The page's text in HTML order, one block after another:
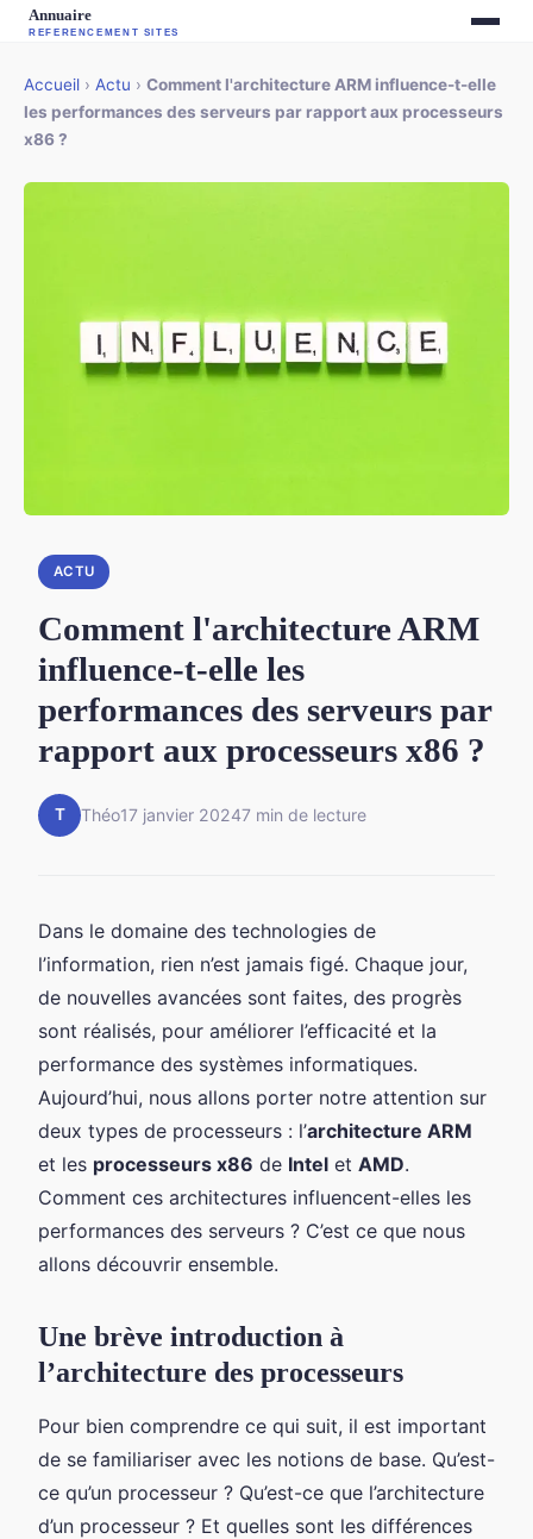
Accueil › Actu › Comment l'architecture ARM influence-t-elle
les performances des serveurs par rapport aux processeurs
x86 ?
ACTU
Comment l'architecture ARM
influence-t-elle les
performances des serveurs par
rapport aux processeurs x86 ?
T Théo17 janvier 20247 min de lecture
Dans le domaine des technologies de
l’information, rien n’est jamais figé. Chaque jour,
de nouvelles avancées sont faites, des progrès
sont réalisés, pour améliorer l’efficacité et la
performance des systèmes informatiques.
Aujourd’hui, nous allons porter notre attention sur
deux types de processeurs : l’architecture ARM
et les processeurs x86 de Intel et AMD.
Comment ces architectures influencent-elles les
performances des serveurs ? C’est ce que nous
allons découvrir ensemble.
Une brève introduction à
l’architecture des processeurs
Pour bien comprendre ce qui suit, il est important
de se familiariser avec les notions de base. Qu’est-
ce qu’un processeur ? Qu’est-ce que l’architecture
d’un processeur ? Et quelles sont les différences